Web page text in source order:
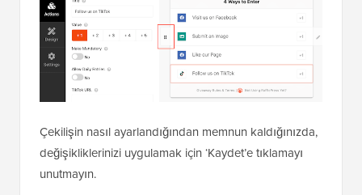
Çekilişin nasıl ayarlandığından memnun kaldığınızda,
değişikliklerinizi uygulamak için ‘Kaydet’e tıklamayı
unutmayın.